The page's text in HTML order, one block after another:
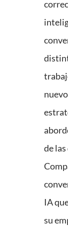
de
IA
su